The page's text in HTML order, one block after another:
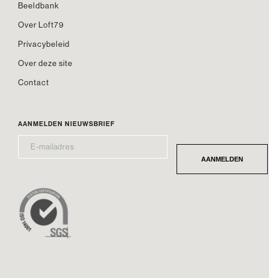
Beeldbank
Over Loft79
Privacybeleid
Over deze site
Contact
AANMELDEN NIEUWSBRIEF
MAILADRES* AANMELDEN